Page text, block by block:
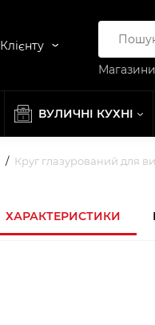
Клієнту
ВУЛИЧНІ КУХНІ
Круг глазурований для
ХАРАКТЕРИСТИКИ